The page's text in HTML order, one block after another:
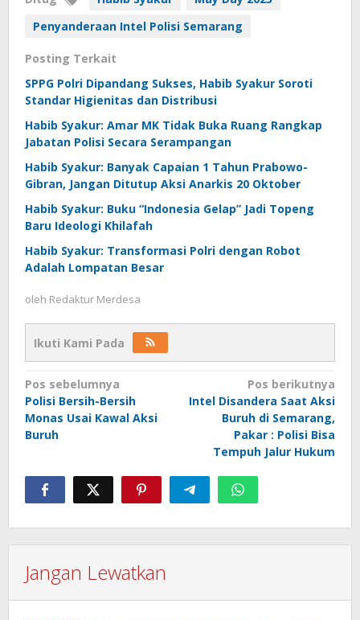
Penyanderaan Intel Polisi Semarang
Posting Terkait
SPPG Polri Dipandang Sukses, Habib Syakur Soroti
Standar Higienitas dan Distribusi
Habib Syakur: Amar MK Tidak Buka Ruang Rangkap
Jabatan Polisi Secara Serampangan
Habib Syakur: Banyak Capaian 1 Tahun Prabowo-
Gibran, Jangan Ditutup Aksi Anarkis 20 Oktober
Habib Syakur: Buku “Indonesia Gelap” Jadi Topeng
Baru Ideologi Khilafah
Habib Syakur: Transformasi Polri dengan Robot
Adalah Lompatan Besar
oleh Redaktur Merdesa
Ikuti Kami Pada
Navigasi
pos
Pos sebelumnya
Polisi Bersih-Bersih
Monas Usai Kawal Aksi
Buruh
Pos berikutnya
Intel Disandera Saat Aksi
Buruh di Semarang,
Pakar : Polisi Bisa
Tempuh Jalur Hukum
Jangan Lewatkan